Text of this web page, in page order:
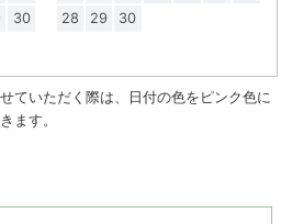
30
28
29 30
ていただく際は、日付の色をピンク色に
ます。